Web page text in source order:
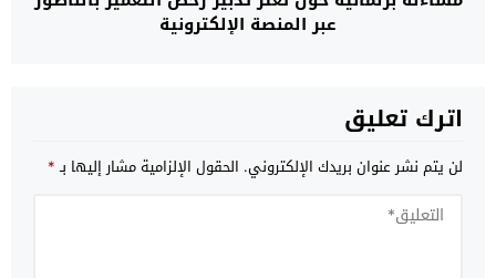
عبر المنصة الإلكترونية
اترك تعليق
لن يتم نشر عنوان بريدك الإلكتروني. الحقول الإلزامية مشار إليها بـ*